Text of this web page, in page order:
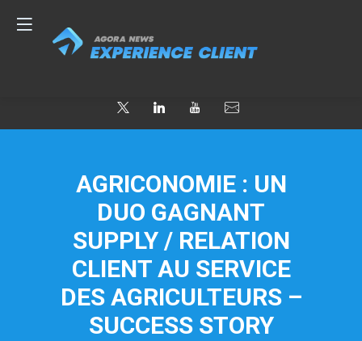
AGRICONOMIE : UN
DUO GAGNANT
SUPPLY / RELATION
CLIENT AU SERVICE
DES AGRICULTEURS –
SUCCESS STORY